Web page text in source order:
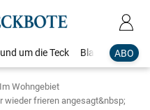
ABO
um die Teck Blaulicht
Im Wohngebiet
frieren angesagt&nbsp;